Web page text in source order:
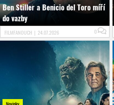
Ben Stiller a Benicio del Toro míří
do vazby
FILMFANOUCH | 24.07.2026 0